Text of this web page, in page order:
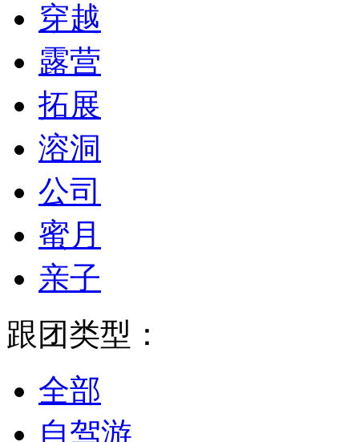
穿越
露营
拓展
溶洞
公司
蜜月
亲子
跟团类型：
全部
自驾游